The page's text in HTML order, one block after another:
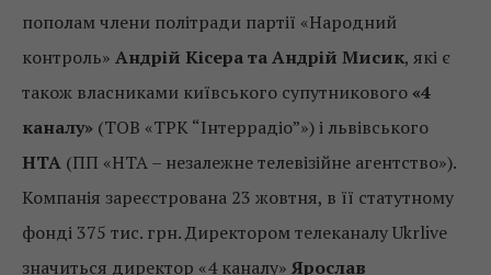
пополам члени політради партії «Народний
контроль» Андрій Кісера та Андрій Мисик, які є
також власниками київського супутникового «4
каналу» (ТОВ «ТРК “Інтеррадіо”») і львівського
НТА (ПП «НТА – незалежне телевізійне агентство»).
Компанія зареєстрована 23 жовтня, в її статутному
фонді 375 тис. грн. Директором телеканалу Ukrlive
значиться директор «4 каналу» Ярослав